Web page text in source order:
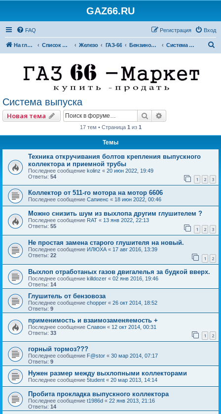
GAZ66.RU
FAQ Вход
Регистрация
На главную Список форумов Железо ГАЗ-66 Бензиновые двигатели Система выпуска
Система выпуска
Новая тема Поиск
17 тем • Страница 1 из 1
Темы
Техника откручивания болтов крепления выпускного
коллектора и приемной трубы
Последнее сообщение kolinz « 20 июн 2022, 19:49
Ответы: 54 1 2 3
Коллектор от 511-го мотора на мотор 6606
Последнее сообщение Сапиенс « 18 июн 2022, 00:46
Можно снизить шум из выхлопа другим глушителем ?
Последнее сообщение RAT « 13 янв 2022, 22:13
Ответы: 55 1 2 3
Не простая замена старого глушителя на новый.
Последнее сообщение ИЛЮХА « 17 авг 2016, 13:39
Ответы: 22 1 2
Выхлоп отработаных газов двигалелья за будкой вверх.
Последнее сообщение killdozer « 02 янв 2016, 19:46
Ответы: 14
Глушитель от бензовоза
Последнее сообщение chopper « 26 окт 2014, 18:52
Ответы: 9
применимость и взаимозаменяемость +
Последнее сообщение Славон « 12 окт 2014, 00:31
Ответы: 33 1 2
горный тормоз???
Последнее сообщение F@stor « 30 мар 2014, 07:17
Ответы: 9
Нужен размер между выхлопными коллекторами
Последнее сообщение 5tudent « 20 мар 2013, 14:14
Пробита прокладка выпускного коллектора
Последнее сообщение t1986d « 22 янв 2013, 21:16
Ответы: 14